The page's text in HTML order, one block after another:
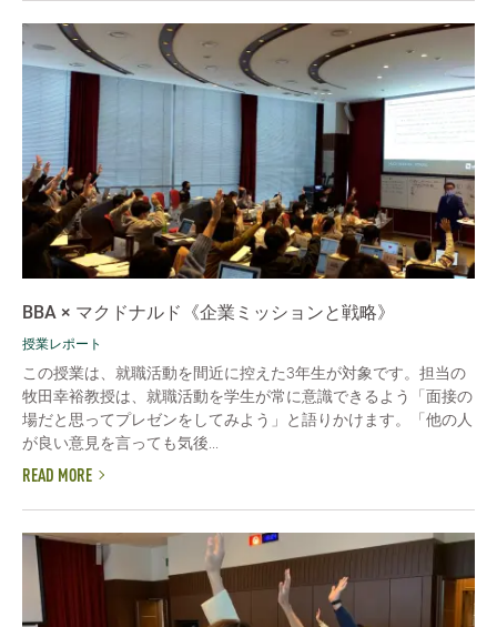
BBA × マクドナルド《企業ミッションと戦略》
授業レポート
この授業は、就職活動を間近に控えた3年生が対象です。担当の
牧田幸裕教授は、就職活動を学生が常に意識できるよう「面接の
場だと思ってプレゼンをしてみよう」と語りかけます。「他の人
が良い意見を言っても気後...
READ MORE